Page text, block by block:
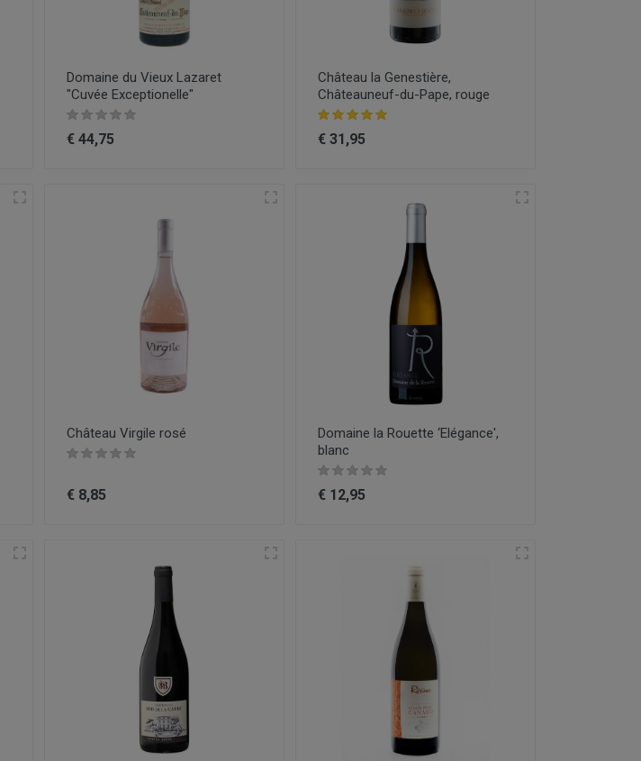
Domaine du Vieux Lazaret
"Cuvée Exceptionelle"
€ 44,75
Château la Genestière,
Châteauneuf-du-Pape, rouge
€ 31,95
Château Virgile rosé
€ 8,85
Domaine la Rouette ‘Elégance',
blanc
€ 12,95